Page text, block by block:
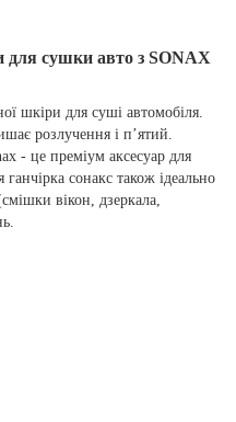
для сушки авто з SONAX
шкіри для суші автомобіля.
розлучення і п’ятий.
- це преміум аксесуар для
сонакс також ідеально
вікон, дзеркала,